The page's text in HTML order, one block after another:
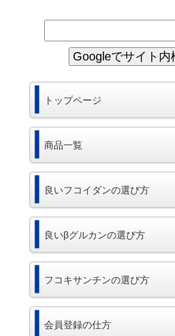
トップページ
商品一覧
良いフコイダンの選び方
良いβグルカンの選び方
フコキサンチンの選び方
会員登録の仕方